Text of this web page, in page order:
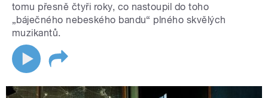
tomu přesně čtyři roky, co nastoupil do toho
„báječného nebeského bandu“ plného skvělých
muzikantů.